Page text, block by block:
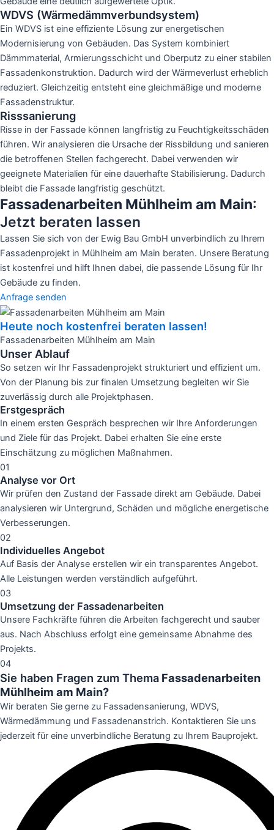
WDVS (Wärmedämmverbundsystem)
Ein WDVS ist eine effiziente Lösung zur energetischen
Modernisierung von Gebäuden. Das System kombiniert
Dämmmaterial, Armierungsschicht und Oberputz zu einer stabilen
Fassadenkonstruktion. Dadurch wird der Wärmeverlust erheblich
reduziert. Gleichzeitig entsteht eine gleichmäßige und moderne
Fassadenstruktur.
Risssanierung
Risse in der Fassade können langfristig zu Feuchtigkeitsschäden
führen. Wir analysieren die Ursache der Rissbildung und sanieren
die betroffenen Stellen fachgerecht. Dabei verwenden wir
geeignete Materialien für eine dauerhafte Stabilisierung. Dadurch
bleibt die Fassade langfristig geschützt.
Fassadenarbeiten Mühlheim am Main:
Jetzt beraten lassen
Lassen Sie sich von der Ewig Bau GmbH unverbindlich zu Ihrem
Fassadenprojekt in Mühlheim am Main beraten. Unsere Beratung
ist kostenfrei und hilft Ihnen dabei, die passende Lösung für Ihr
Gebäude zu finden.
Anfrage senden
Heute noch kostenfrei beraten lassen!
Fassadenarbeiten Mühlheim am Main
Unser Ablauf
So setzen wir Ihr Fassadenprojekt strukturiert und effizient um.
Von der Planung bis zur finalen Umsetzung begleiten wir Sie
zuverlässig durch alle Projektphasen.
Erstgespräch
In einem ersten Gespräch besprechen wir Ihre Anforderungen
und Ziele für das Projekt. Dabei erhalten Sie eine erste
Einschätzung zu möglichen Maßnahmen.
01
Analyse vor Ort
Wir prüfen den Zustand der Fassade direkt am Gebäude. Dabei
analysieren wir Untergrund, Schäden und mögliche energetische
Verbesserungen.
02
Individuelles Angebot
Auf Basis der Analyse erstellen wir ein transparentes Angebot.
Alle Leistungen werden verständlich aufgeführt.
03
Umsetzung der Fassadenarbeiten
Unsere Fachkräfte führen die Arbeiten fachgerecht und sauber
aus. Nach Abschluss erfolgt eine gemeinsame Abnahme des
Projekts.
04
Sie haben Fragen zum Thema Fassadenarbeiten
Mühlheim am Main?
Wir beraten Sie gerne zu Fassadensanierung, WDVS,
Wärmedämmung und Fassadenanstrich. Kontaktieren Sie uns
jederzeit für eine unverbindliche Beratung zu Ihrem Bauprojekt.